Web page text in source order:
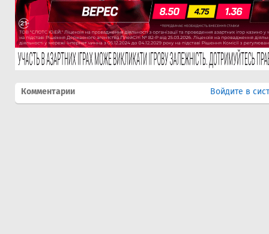
Комментарии Войдите в